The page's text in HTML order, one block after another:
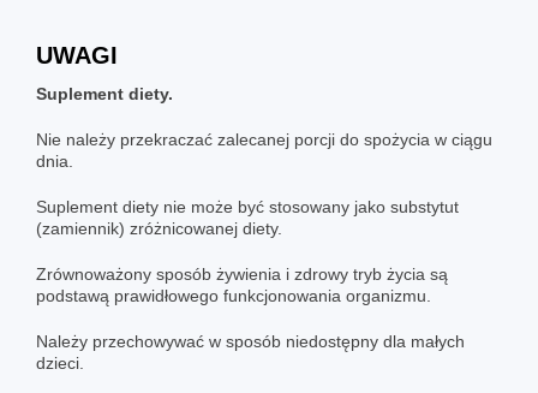
UWAGI
Suplement diety.
Nie należy przekraczać zalecanej porcji do spożycia w ciągu
dnia.
Suplement diety nie może być stosowany jako substytut
(zamiennik) zróżnicowanej diety.
Zrównoważony sposób żywienia i zdrowy tryb życia są
podstawą prawidłowego funkcjonowania organizmu.
Należy przechowywać w sposób niedostępny dla małych
dzieci.